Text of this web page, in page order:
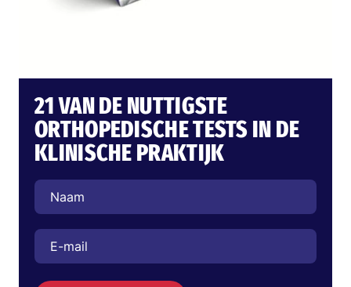
21 VAN DE NUTTIGSTE
ORTHOPEDISCHE TESTS IN DE
KLINISCHE PRAKTIJK